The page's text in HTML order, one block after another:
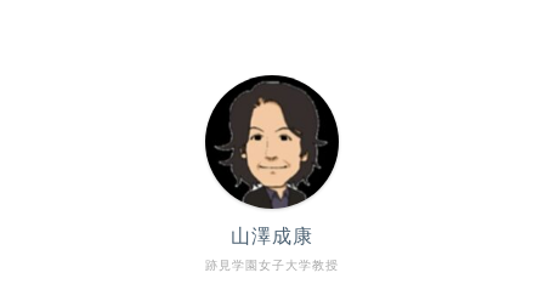
跡見学園女子大学教授
山澤成康